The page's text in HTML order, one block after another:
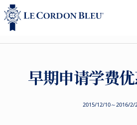
早期申请学费
2015/12/10～2016/2/